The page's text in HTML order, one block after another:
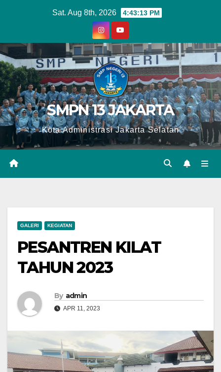
Sat. Aug 8th, 2026 4:43:14 PM
SMPN 13 JAKARTA
Kota Administrasi Jakarta Selatan
GALERI KEGIATAN
PESANTREN KILAT
TAHUN 2023
By admin
APR 11, 2023